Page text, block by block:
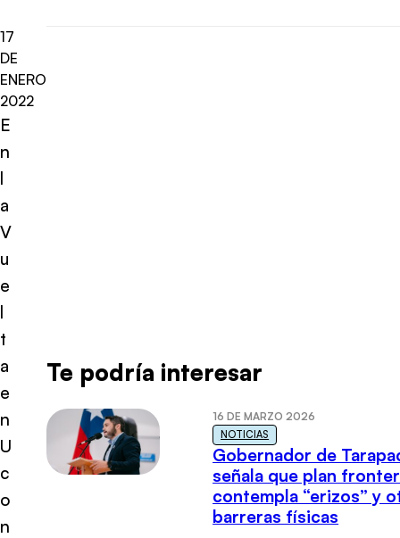
17
DE
ENERO
2022
E
n
l
a
V
u
e
l
t
a
e
n
U
c
o
n
Te podría interesar
16 DE MARZO 2026
NOTICIAS
Gobernador de
señala que plan
contempla “erizos” y
barreras físicas